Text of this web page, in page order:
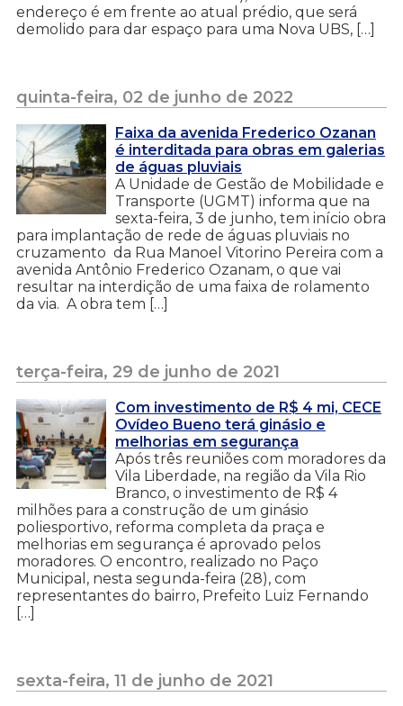
endereço é em frente ao atual prédio, que será
demolido para dar espaço para uma Nova UBS, […]
quinta-feira, 02 de junho de 2022
Faixa da avenida Frederico Ozanan
é interditada para obras em galerias
de águas pluviais
A Unidade de Gestão de Mobilidade e
Transporte (UGMT) informa que na
sexta-feira, 3 de junho, tem início obra
para implantação de rede de águas pluviais no
cruzamento da Rua Manoel Vitorino Pereira com a
avenida Antônio Frederico Ozanam, o que vai
resultar na interdição de uma faixa de rolamento
da via. A obra tem […]
terça-feira, 29 de junho de 2021
Com investimento de R$ 4 mi, CECE
Ovídeo Bueno terá ginásio e
melhorias em segurança
Após três reuniões com moradores da
Vila Liberdade, na região da Vila Rio
Branco, o investimento de R$ 4
milhões para a construção de um ginásio
poliesportivo, reforma completa da praça e
melhorias em segurança é aprovado pelos
moradores. O encontro, realizado no Paço
Municipal, nesta segunda-feira (28), com
representantes do bairro, Prefeito Luiz Fernando
[…]
sexta-feira, 11 de junho de 2021